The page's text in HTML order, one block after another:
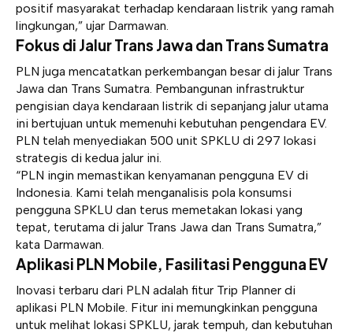
positif masyarakat terhadap kendaraan listrik yang ramah
lingkungan,” ujar Darmawan.
Fokus di Jalur Trans Jawa dan Trans Sumatra
PLN juga mencatatkan perkembangan besar di jalur Trans
Jawa dan Trans Sumatra. Pembangunan infrastruktur
pengisian daya kendaraan listrik di sepanjang jalur utama
ini bertujuan untuk memenuhi kebutuhan pengendara EV.
PLN telah menyediakan 500 unit SPKLU di 297 lokasi
strategis di kedua jalur ini.
“PLN ingin memastikan kenyamanan pengguna EV di
Indonesia. Kami telah menganalisis pola konsumsi
pengguna SPKLU dan terus memetakan lokasi yang
tepat, terutama di jalur Trans Jawa dan Trans Sumatra,”
kata Darmawan.
Aplikasi PLN Mobile, Fasilitasi Pengguna EV
Inovasi terbaru dari PLN adalah fitur Trip Planner di
aplikasi PLN Mobile. Fitur ini memungkinkan pengguna
untuk melihat lokasi SPKLU, jarak tempuh, dan kebutuhan